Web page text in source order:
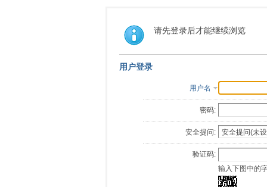
请先登录后才能继续浏览
用户登录
用户名
密码:
安全提问:
验证码:
输入下图中的